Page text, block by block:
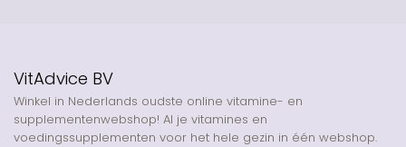
VitAdvice BV
Winkel in Nederlands oudste online vitamine- en
supplementenwebshop! Al je vitamines en
voedingssupplementen voor het hele gezin in één webshop.